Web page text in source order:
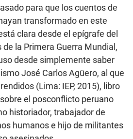
para que los cuentos de
transformado en este
clara desde el epígrafe del
la Primera Guerra Mundial,
desde simplemente saber
José Carlos Agüero, al que
(Lima: IEP, 2015), libro
el posconflicto peruano
historiador, trabajador de
humanos e hijo de militantes